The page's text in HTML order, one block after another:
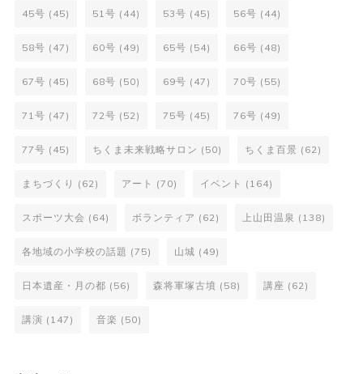
45号 (45) 51号 (44) 53号 (45) 56号 (44)
58号 (47) 60号 (49) 65号 (54) 66号 (48)
67号 (45) 68号 (50) 69号 (47) 70号 (55)
71号 (47) 72号 (52) 75号 (45) 76号 (49)
77号 (45) ちくま未来戦略サロン (50) ちくま百景 (62)
まちづくり (62) アート (70) イベント (164)
スポーツ大会 (64) ボランティア (62) 上山田温泉 (138)
各地域の小学校の話題 (75) 山城 (49)
日本遺産・月の都 (56) 森将軍塚古墳 (58) 講座 (62)
講演 (147) 音楽 (50)